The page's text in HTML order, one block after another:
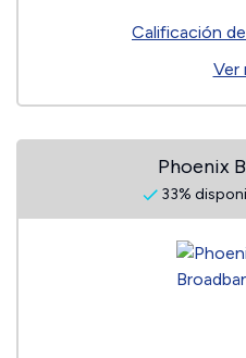
Calificación
Ver
Phoenix
33%